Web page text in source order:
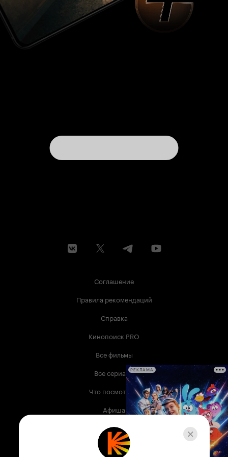
конкретными эпитетами. Поэтому скажу так,
«Человек из Подольска» – непричесанный,
моментами неуютный, к сожалению, во многом
правдивый, наводящий на размышления,
увлекательный, смешной, грустный, хорошо
Соглашение
Правила рекомендаций
Справка
Кинопоиск PRO
Все фильмы
Все сериалы
Что посмотреть
Афиша
Музыка
Телепрограмма
РЕКЛАМА